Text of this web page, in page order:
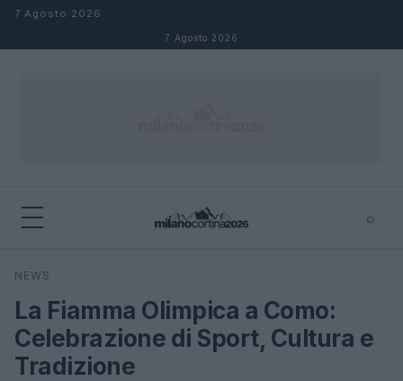
Salta al contenuto
7 Agosto 2026
7 Agosto 2026
⌕
Cerca
NEWS
La Fiamma Olimpica a Como:
Celebrazione di Sport, Cultura e
Tradizione